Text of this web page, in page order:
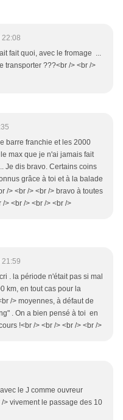
22:08
fait quoi, avec le fromage ...
transporter ???<br /> <br />
barre franchie et les 2000
max que je n'ai jamais fait
Je dis bravo. Certains coins
grâce à toi et à la balade
/> <br /> <br /> bravo à toutes
> <br /> <br /> <br />
21:59
. la période n'était pas si mal
km, en tout cas pour la
/> moyennes, à défaut de
. On a bien pensé à toi en
!<br /> <br /> <br /> <br />
le J comme ouvreur
> vivement le passage des 10